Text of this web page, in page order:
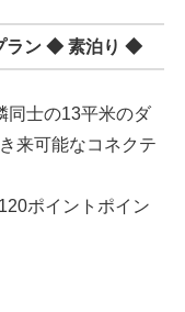
ラン ◆ 素泊り ◆
同士の13平米のダ
来可能なコネクテ
ポイント ポイン